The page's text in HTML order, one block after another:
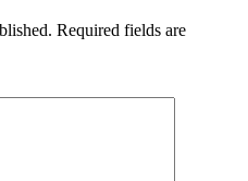
Required fields are